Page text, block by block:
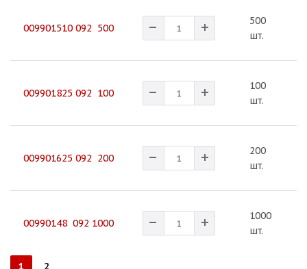
009901510 092 500
500
шт.
009901825 092 100
100
шт.
009901625 092 200
200
шт.
00990148 092 1000
1000
шт.
1 2